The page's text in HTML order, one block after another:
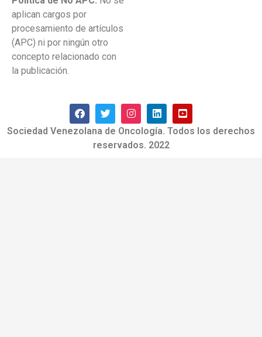
aplican cargos por
procesamiento de artículos
(APC) ni por ningún otro
concepto relacionado con
la publicación.
Sociedad Venezolana de Oncología. Todos los derechos
reservados. 2022